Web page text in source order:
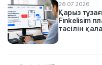
26.07.2026
Қарыз
Finkelisim
тәсілін